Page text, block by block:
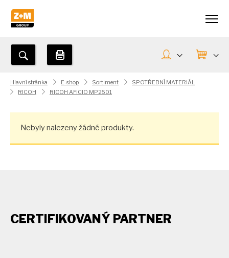
Hlavní stránka E-shop Sortiment
SPOTŘEBNÍ MATERIÁL
RICOH
RICOH AFICIO MP2501
Nebyly nalezeny žádné produkty.
CERTIFIKOVANÝ PARTNER